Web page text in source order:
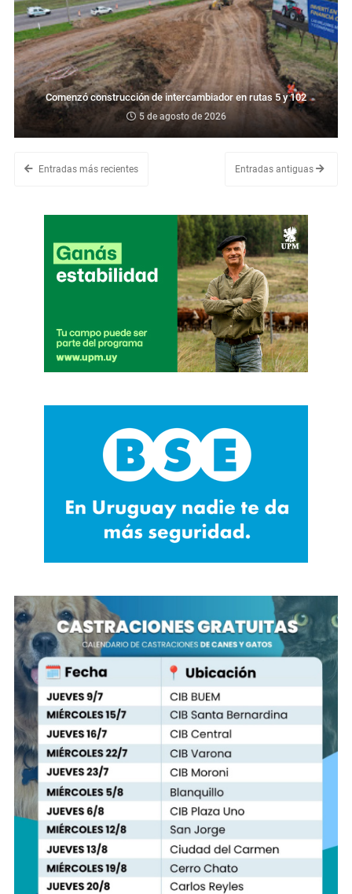
Comenzó construcción de intercambiador en rutas 5 y 102
5 de agosto de 2026
Entradas más recientes Entradas antiguas